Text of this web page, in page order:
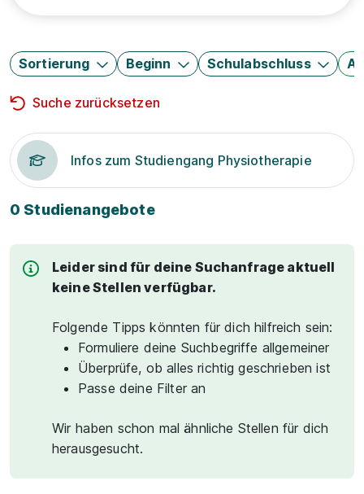
Sortierung Beginn Schulabschluss
Suche zurücksetzen
Infos zum Studiengang Physiotherapie
0 Studienangebote
Leider sind für deine Suchanfrage aktuell
keine Stellen verfügbar.
Folgende Tipps könnten für dich hilfreich sein:
Formuliere deine Suchbegriffe allgemeiner
Überprüfe, ob alles richtig geschrieben ist
Passe deine Filter an
Wir haben schon mal ähnliche Stellen für dich
herausgesucht.